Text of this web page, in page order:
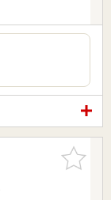
お気に入
りに追加